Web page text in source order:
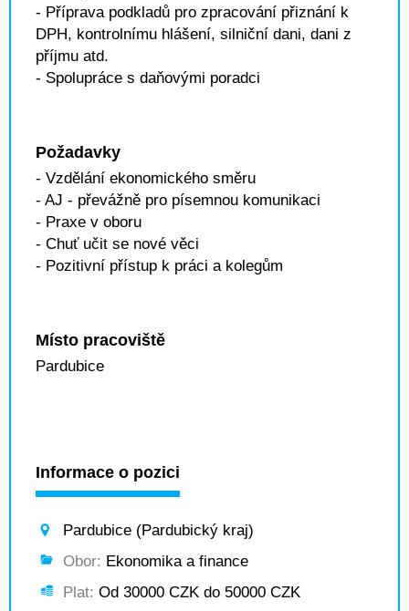
- Příprava podkladů pro zpracování přiznání k
DPH, kontrolnímu hlášení, silniční dani, dani z
příjmu atd.
- Spolupráce s daňovými poradci
Požadavky
- Vzdělání ekonomického směru
- AJ - převážně pro písemnou komunikaci
- Praxe v oboru
- Chuť učit se nové věci
- Pozitivní přístup k práci a kolegům
Místo pracoviště
Pardubice
Informace o pozici
Pardubice (Pardubický kraj)
Obor: Ekonomika a finance
Plat: Od 30000 CZK do 50000 CZK